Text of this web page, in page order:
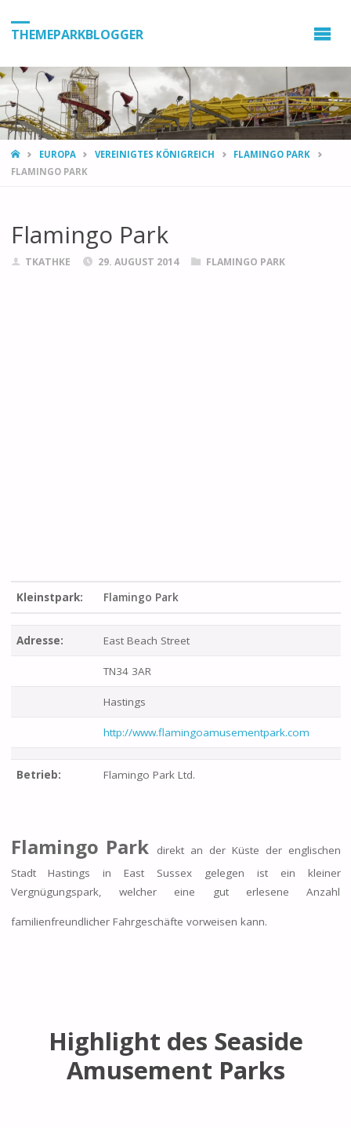
THEMEPARKBLOGGER
HOMEEUROPA VEREINIGTES KÖNIGREICH
FLAMINGO PARK
FLAMINGO PARK
Flamingo Park
TKATHKE 29. AUGUST 2014 FLAMINGO PARK
Kleinstpark: Flamingo Park
Adresse: East Beach Street
TN34 3AR
Hastings
http://www.flamingoamusementpark.com
Betrieb: Flamingo Park Ltd.
Flamingo Park
direkt an der Küste der englischen
Stadt Hastings in East Sussex gelegen ist ein kleiner
Vergnügungspark, welcher eine gut erlesene Anzahl
familienfreundlicher Fahrgeschäfte vorweisen kann.
Highlight des Seaside
Amusement Parks